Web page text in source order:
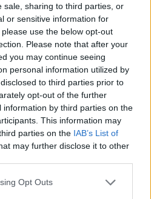
sale, sharing to third parties, or
or sensitive information for
use the below opt-out
Please note that after your
you may continue seeing
personal information utilized by
to third parties prior to
opt-out of the further
by third parties on the
This information may
parties on the IAB’s List of
may further disclose it to other
Opt Outs
aan onze standaarden wat betreft
Voor het delen van ervaringen is
Op deze manier geven de
ervaring van de schrijvers en niet
website. Denk er aan dat de
van persoon tot persoon en dat u
op moet nemen met uw arts of